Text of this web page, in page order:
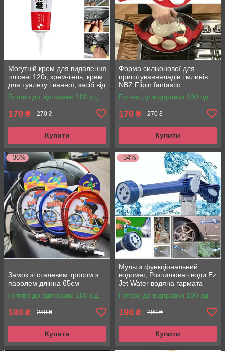
Могутній крем для видалення
плісені 120г, крем-гель, крем
для туалету і ванної, засіб від
плісені
Готово до відправки 100 од.
170 ₴ 270 ₴
Купити
Форма силіконової для
приготуванняладів і млинів
NBZ Flipin fantastic
Готово до відправки 100 од.
170 ₴ 270 ₴
Купити
–36%
Замок зі сталевим тросом з
паролем длінна 65см
Готово до відправки 100 од.
180 ₴ 280 ₴
Купити
–34%
Мульти функціональний
водомет, Розпилювач води Ez
Jet Water водяна гармата
Готово до відправки 100 од.
190 ₴ 290 ₴
Купити